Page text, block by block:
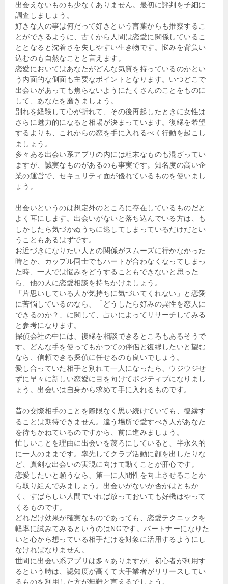
出会えないものも少なくありません。最初に評判を子細に
調査しましょう。
好きな人の事は何だって好きという言葉からも推察するこ
とができるように、古くから人間は恋愛に関係しているこ
ととなると沈着さを失しやすい生き物です。悩みを背負い
込むのも自然なことと言えます。
恋愛においてはあなたがどんな気質を持っているのかとい
う内面的な側面も主要なポイントとなります。いつどこで
出会いがあっても焦らないようにたくさんのことをものに
して、あなたを磨きましょう。
別れを経験して心が折れて、その後再起したときに女性は
さらに魅力的になると相場が決まっています。復縁を希望
するよりも、これからの恋を手に入れるべく行動を起こし
ましょう。
多々ある出会い系アプリの内には粗末なものも混ざってい
ますが、誠実なものがあるのも事実です。知名度の高い企
業の運営で、セキュリティ面が優れているものを使いまし
ょう。
出会いというのは想定外のところに存在しているものだと
よく耳にします。出会いがないと落ち込んでいる方は、も
しかしたら気づかぬうちに逃してしまっているだけだとい
うこともあるはずです。
お近づきになりたい人との関係がスムーズに行かなかった
時とか、カップル同士でもハートが合わなくなってしまっ
た時、一人では悩みをどうすることもできないと思った
ら、他の人に恋愛相談を持ちかけましょう。
「片思いしている人が気持ちに気づいてくれない」と恋愛
に苦悩しているのなら、「どうしたら好みの異性を恋人に
できるのか？」に関して、占いによってリサーチしてみる
と参考になります。
探偵会社の中には、復縁を相談できるところもあるそうで
す。どんな手を使ってもかつての伴侶と復縁したいと望む
なら、信頼できる探偵に任せるのも良いでしょう。
愛し合っていた相手と別れて一人になったら、ウジウジせ
ずに早々に新しい恋愛に目を向けてポジティブになりまし
ょう。出会いは自身から求めて手に入れるものです。
昔の交際相手のことを際限なく思い続けていても、復縁す
ることは期待できません。違う場所で愛すべき人があなた
を待ちかねているのですから、前に進みましょう。
忙しいことを理由に出会いを蔑ろにしていると、半永久的
に一人のままです。率先してクラブ活動に顔を出したりな
ど、真剣な出会いの実現に向けて動くことが肝心です。
恋愛したいと願うなら、第一に人間性を向上させることか
ら取り組んでみましょう。出会いがないか否かはともか
く、すばらしい人間でいれば放っておいても好機はやって
くるものです。
どれだけ効果が確実なものであっても、恋愛テクニックを
軽率に試みてみるというのはNGです。パートナーになりた
いと心から想っている相手だけを対象に活用するようにし
なければなりません。
世間に出会い系アプリは多々ありますが、初心者が利用す
るという時は、認知度が高くて大手業者がリリースしてい
るものを利用した方が無難と言えるでしょう。